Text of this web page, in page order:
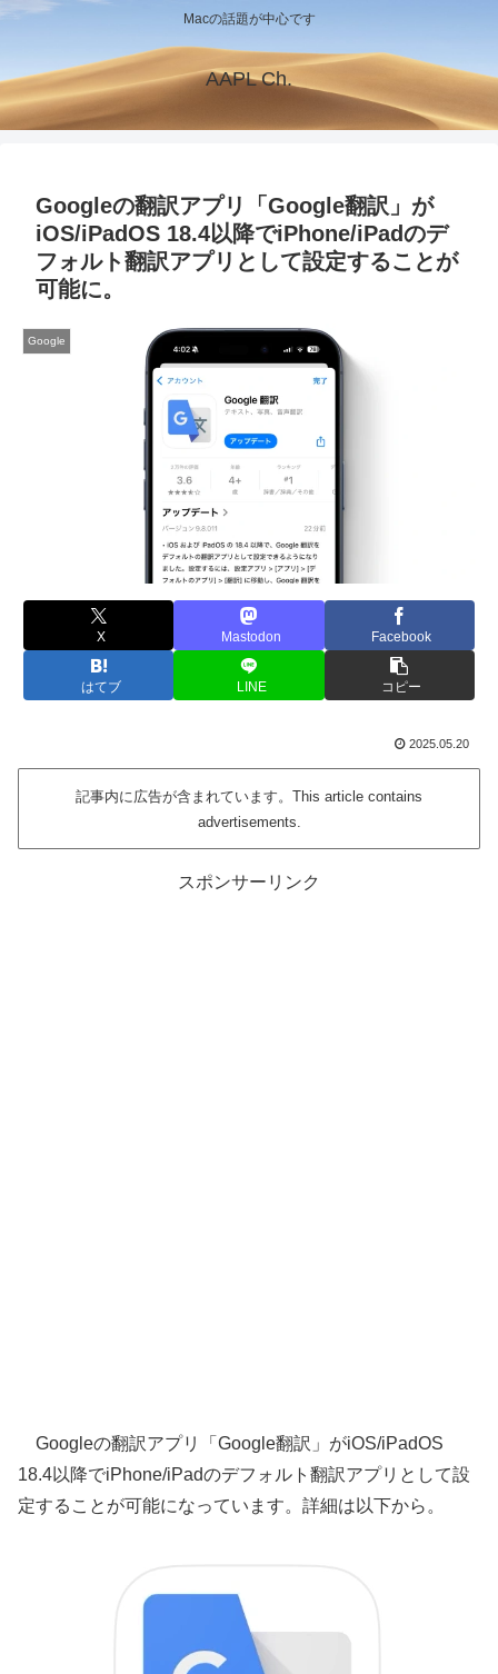
Macの話題が中心です
AAPL Ch.
Googleの翻訳アプリ「Google翻訳」が
iOS/iPadOS 18.4以降でiPhone/iPadのデ
フォルト翻訳アプリとして設定することが
可能に。
Google
X Mastodon Facebook
はてブ LINE コピー
2025.05.20
記事内に広告が含まれています。This article contains
advertisements.
スポンサーリンク
Googleの翻訳アプリ「Google翻訳」がiOS/iPadOS
18.4以降でiPhone/iPadのデフォルト翻訳アプリとして設
定することが可能になっています。詳細は以下から。